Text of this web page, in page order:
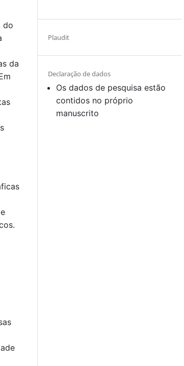
do
da
Plaudit
Declaração de dados
Os dados de pesquisa estão
contidos no próprio
manuscrito